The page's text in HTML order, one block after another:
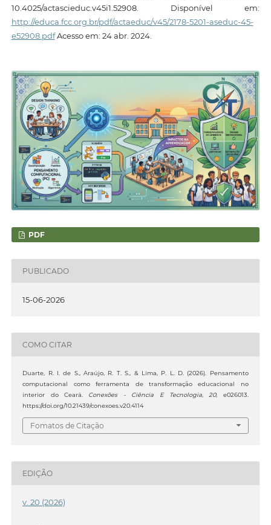
10.4025/actascieduc.v45i1.52908. Disponível em:
http://educa.fcc.org.br/pdf/actaeduc/v45/2178-5201-aseduc-45-
e52908.pdfAcesso em: 24 abr. 2024.
PDF
PUBLICADO
15-06-2026
COMO CITAR
Duarte, R. I. de S., Araújo, R. T. S., & Lima, P. L. D. (2026). Pensamento
computacional como ferramenta de transformação educacional no
interior do Ceará. Conexões - Ciência E Tecnologia, 20, e026013.
https://doi.org/10.21439/conexoes.v20.4114
Fomatos de Citação
EDIÇÃO
v. 20 (2026)